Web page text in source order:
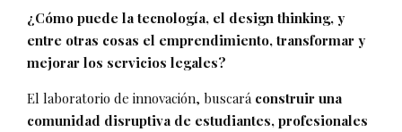
¿Cómo puede la tecnología, el design thinking, y
entre otras cosas el emprendimiento, transformar y
mejorar los servicios legales?
El laboratorio de innovación, buscará construir una
comunidad disruptiva de estudiantes, profesionales